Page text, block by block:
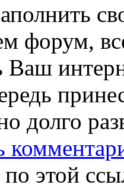
форум,
Ваш
долго
этой